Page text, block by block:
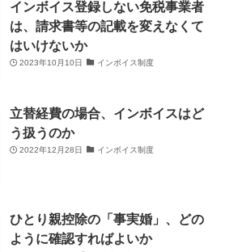
インボイス登録しない免税事業者
は、請求書等の記載を変えなくて
はいけないか
2023年10月10日 インボイス制度
立替経費の場合、インボイスはど
う扱うのか
2022年12月28日 インボイス制度
ひとり親控除の「事実婚」、どの
ように確認すればよいか